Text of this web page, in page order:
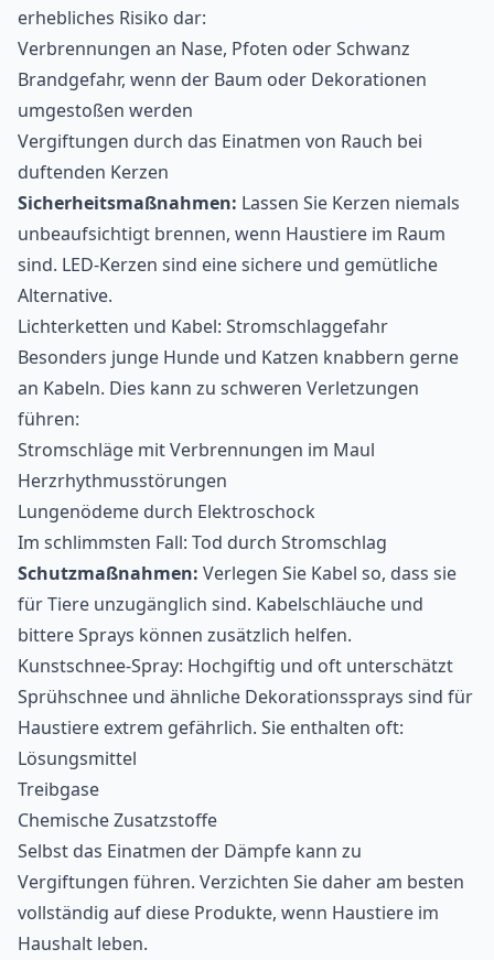
erhebliches Risiko dar:
Verbrennungen an Nase, Pfoten oder Schwanz
Brandgefahr, wenn der Baum oder Dekorationen
umgestoßen werden
Vergiftungen durch das Einatmen von Rauch bei
duftenden Kerzen
Sicherheitsmaßnahmen: Lassen Sie Kerzen niemals
unbeaufsichtigt brennen, wenn Haustiere im Raum
sind. LED-Kerzen sind eine sichere und gemütliche
Alternative.
Lichterketten und Kabel: Stromschlaggefahr
Besonders junge Hunde und Katzen knabbern gerne
an Kabeln. Dies kann zu schweren Verletzungen
führen:
Stromschläge mit Verbrennungen im Maul
Herzrhythmusstörungen
Lungenödeme durch Elektroschock
Im schlimmsten Fall: Tod durch Stromschlag
Schutzmaßnahmen: Verlegen Sie Kabel so, dass sie
für Tiere unzugänglich sind. Kabelschläuche und
bittere Sprays können zusätzlich helfen.
Kunstschnee-Spray: Hochgiftig und oft unterschätzt
Sprühschnee und ähnliche Dekorationssprays sind für
Haustiere extrem gefährlich. Sie enthalten oft:
Lösungsmittel
Treibgase
Chemische Zusatzstoffe
Selbst das Einatmen der Dämpfe kann zu
Vergiftungen führen. Verzichten Sie daher am besten
vollständig auf diese Produkte, wenn Haustiere im
Haushalt leben.